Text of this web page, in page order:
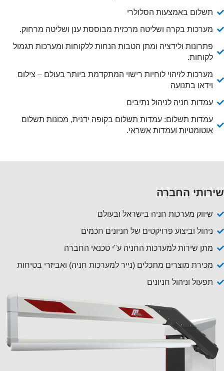
תשלום באמצעות הסלולרי
מערכות בקרה ושליטה מרכזית מבוססת ענן ושליטה מרחוק.
פתרונות ולידציה ומתן הטבות הנחות ללקוחות ומערכות תגמול
לקוחות.
מערכות לזיהוי לוחיות רישוי המתקדמת ביותר בעולם – צילום
וידאו בתנועה
עמדות חניה לניהול נתיבים
עמדות תשלום: עמדות תשלום בקופה ידנית, מכונות תשלום
אוטומטיות ועמדות אשראי.
שירותי החברה
שיווק מערכות חניה בישראל ובעולם
ניהול וביצוע פרויקטים של חניונים חכמים
מתן שירות למערכות החניה ע"י טכנאי החברה
מכירת מוצרים מתכלים (נייר למערכות חניה) ואביזרי בטיחות
תפעול וניהול חניונים